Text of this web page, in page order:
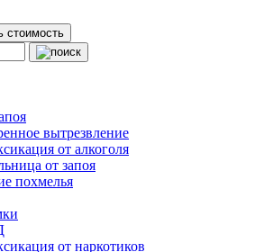
стоимость
вытрезвление
от алкоголя
от запоя
похмелья
от наркотиков